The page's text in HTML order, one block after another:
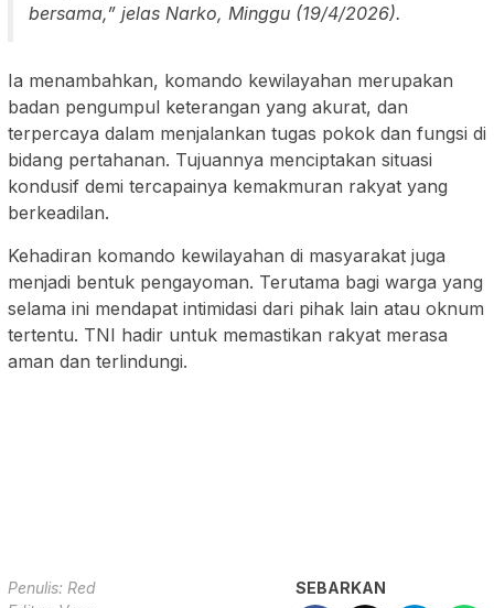
bersama,” jelas Narko, Minggu (19/4/2026).
Ia menambahkan, komando kewilayahan merupakan
badan pengumpul keterangan yang akurat, dan
terpercaya dalam menjalankan tugas pokok dan fungsi di
bidang pertahanan. Tujuannya menciptakan situasi
kondusif demi tercapainya kemakmuran rakyat yang
berkeadilan.
Kehadiran komando kewilayahan di masyarakat juga
menjadi bentuk pengayoman. Terutama bagi warga yang
selama ini mendapat intimidasi dari pihak lain atau oknum
tertentu. TNI hadir untuk memastikan rakyat merasa
aman dan terlindungi.
pos
Tanah Landreform 1.036 Hektar
Warga Geram, Pengendara